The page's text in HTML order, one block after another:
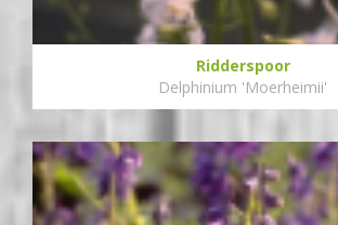
Ridderspoor
Delphinium 'Moerheimii'